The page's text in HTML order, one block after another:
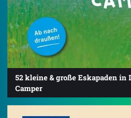
52 kleine & große Eskapaden in
Camper